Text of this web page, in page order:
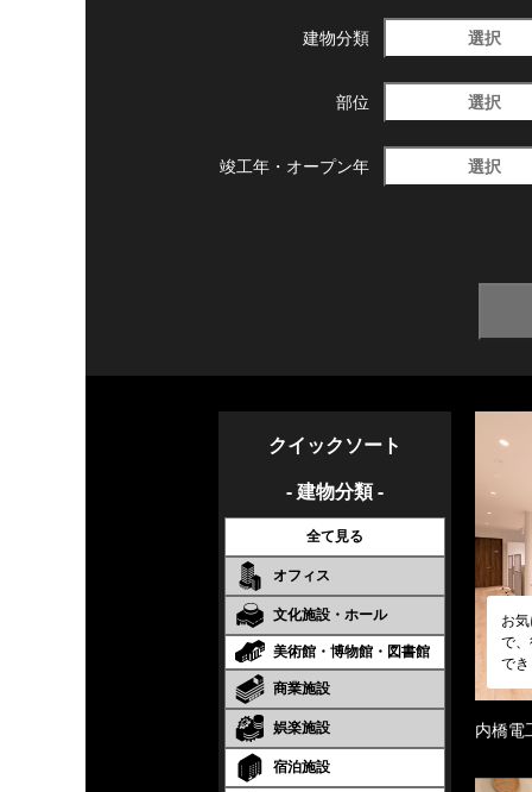
建物分類 選択
部位 選択
竣工年・ オープン年 選択
クイックソート
- 建物分類 -
全て見る
オフィス
文化施設・ホール
美術館・博物館・図書館
商業施設
娯楽施設
宿泊施設
お
で
で
内橋電